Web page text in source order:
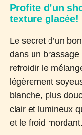
Profite d’un
texture glacée!
Le secret d’un
dans un
refroidir le
légèrement
blanche, plus
clair et lumineux
et le froid mordant.